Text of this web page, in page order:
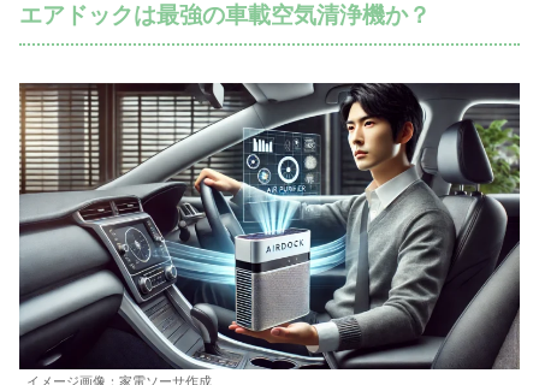
エアドックは最強の車載空気清浄機か？
イメージ画像：家電ソーサ作成